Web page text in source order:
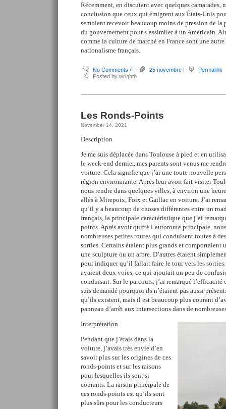
Récemment, en discutant avec quelques camarades,
conclusion que ceux qui émigrent aux États-Unis
semblent recevoir beaucoup moins de pression de la
du gouvernement pour s’assimiler à un Américain.
comme la culture de marché en France sont une
nationalisme français.
No Comments » | 25 novembre |
Permalink
Posted by wrightb
Les Ronds-Points
November 14, 2021
Description
Je me suis déplacée dans Toulouse à pied et en
le week-end dernier, mes parents sont venus me
voiture. Cela signifie que j’ai une toute nouvelle
région environnante. Après leur avoir fait visiter
nous rendre dans quelques villes, à environ une
allés à Mirepoix, Foix et Gaillac en voiture. J’ai
qu’il y a beaucoup de choses différentes entre un
français, la principale caractéristique que j’ai
points. Après avoir quitté l’autoroute principale,
nombreuses petites routes qui conduisent toutes à
sorties. Certains étaient plus grands et comportaient
une sculpture ou un arbre. D’autres étaient
pour indiquer qu’il fallait faire le tour vers les
avaient deux voies, ce qui ajoutait un peu de
conduisait. Sur le parcours, j’ai remarqué l’efficacité
suis demandé pourquoi ils n’étaient pas aussi
qu’ils existent, mais il est beaucoup plus courant
panneau d’arrêt aux intersections dans de
Interprétation
Pendant que j’étais dans la
voiture, j’avais très envie d’en
savoir plus sur les origines de ces
ronds-points et sur les raisons
pour lesquelles ils sont si
courants. La raison principale de
ces ronds-points est qu’ils sont
plus sûrs pour les conducteurs